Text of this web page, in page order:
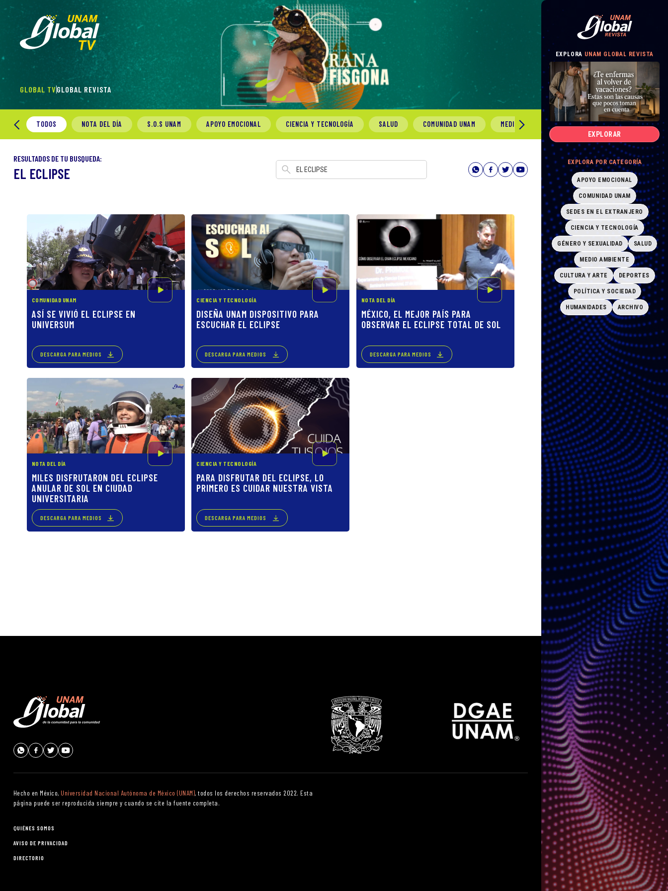
EXPLORA UNAM GLOBAL REVISTA
EXPLORAR
EXPLORA POR CATEGORÍA
APOYO EMOCIONAL
COMUNIDAD UNAM
SEDES EN EL EXTRANJERO
CIENCIA Y TECNOLOGÍA
GÉNERO Y SEXUALIDAD SALUD
MEDIO AMBIENTE
CULTURA Y ARTE DEPORTES
POLÍTICA Y SOCIEDAD
HUMANIDADES ARCHIVO
GLOBAL TV GLOBAL REVISTA
TODOS NOTA DEL DÍA S.O.S UNAM APOYO EMOCIONAL CIENCIA Y TECNOLOGÍA SALUD COMUNIDAD UNAM MEDIO AMBIENTE GÉNERO Y SEXUALIDAD
RESULTADOS DE TU BUSQUEDA:
EL ECLIPSE
COMUNIDAD UNAM
ASÍ SE VIVIÓ EL ECLIPSE EN
UNIVERSUM
DESCARGA PARA MEDIOS
CIENCIA Y TECNOLOGÍA
DISEÑA UNAM DISPOSITIVO PARA
ESCUCHAR EL ECLIPSE
DESCARGA PARA MEDIOS
NOTA DEL DÍA
MÉXICO, EL MEJOR PAÍS PARA
OBSERVAR EL ECLIPSE TOTAL DE SOL
DESCARGA PARA MEDIOS
NOTA DEL DÍA
MILES DISFRUTARON DEL ECLIPSE
ANULAR DE SOL EN CIUDAD
UNIVERSITARIA
DESCARGA PARA MEDIOS
CIENCIA Y TECNOLOGÍA
PARA DISFRUTAR DEL ECLIPSE, LO
PRIMERO ES CUIDAR NUESTRA VISTA
DESCARGA PARA MEDIOS
Hecho en México, Universidad Nacional Autónoma de México (UNAM), todos los derechos reservados 2022. Esta
página puede ser reproducida siempre y cuando se cite la fuente completa.
QUIÉNES SOMOS
AVISO DE PRIVACIDAD
DIRECTORIO